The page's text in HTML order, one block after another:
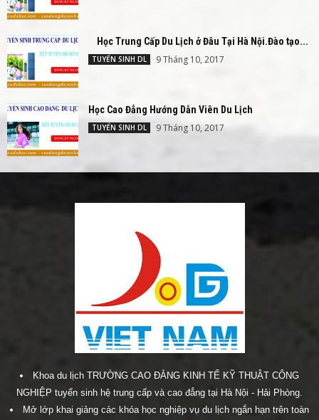
Học Trung Cấp Du Lịch ở Đâu Tại Hà Nội.Đào tạo...
TUYỂN SINH DL 9 Tháng 10, 2017
Học Cao Đẳng Hướng Dẫn Viên Du Lịch
TUYỂN SINH DL 9 Tháng 10, 2017
Khoa du lịch TRƯỜNG CAO ĐẲNG KINH TẾ KỸ THUẬT CÔNG
NGHIỆP tuyển sinh hệ trung cấp và cao đẳng tại Hà Nội - Hải Phòng.
Mở lớp khai giảng các khóa học nghiệp vụ du lịch ngắn hạn trên toàn